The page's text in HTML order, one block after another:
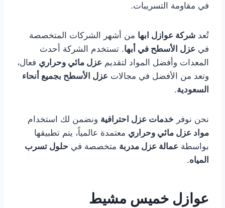
في مقاومة التسريبات.
تُعد شركة عوازل ابها من أشهر الشركات المتخصصة
في عزل الأسطح في أبها. تستخدم الشركة أحدث
المعدات وأفضل المواد لتقديم عزل مائي وحراري فعال،
وتعد من الأفضل في مجالات عزل الأسطح بجميع أنحاء
السعودية.
نحن نوفر خدمات عزل احترافية ونضمن لك استخدام
مواد عزل مائي وحراري معتمدة عالمياً، يتم تطبيقها
بواسطة عمالة عزل مدربة متخصصة في حلول تسرب
المياه.
عوازل خميس مشيط